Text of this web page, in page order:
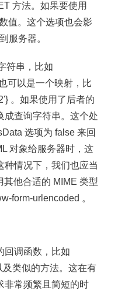
方法。如果要使用
值。这个选项也会影
服务器。
符串，比如
可以是一个映射，比
。如果使用了后者的
成查询字符串。这个处
选项为 false 来回
对象给服务器时，这
种情况下，我们也应当
他合适的 MIME 类型
form-urlencoded 。
回调函数，比如
类似的方法。这在有
非常频繁且简短的时